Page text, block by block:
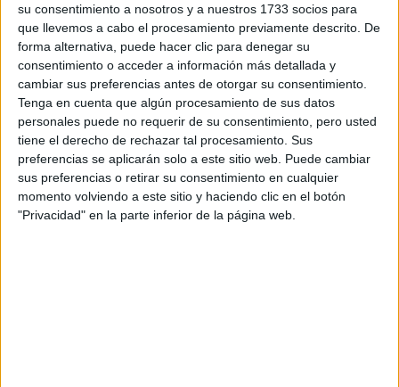
su consentimiento a nosotros y a nuestros 1733 socios para
que llevemos a cabo el procesamiento previamente descrito. De
forma alternativa, puede hacer clic para denegar su
consentimiento o acceder a información más detallada y
cambiar sus preferencias antes de otorgar su consentimiento.
Tenga en cuenta que algún procesamiento de sus datos
personales puede no requerir de su consentimiento, pero usted
tiene el derecho de rechazar tal procesamiento. Sus
preferencias se aplicarán solo a este sitio web. Puede cambiar
sus preferencias o retirar su consentimiento en cualquier
momento volviendo a este sitio y haciendo clic en el botón
"Privacidad" en la parte inferior de la página web.
Acepto lostérminos y condicionesy lapolítica de
privacidad :*
Información básica sobre protección de datos
Responsable:Compás Mediterráneo SL (Editora de la